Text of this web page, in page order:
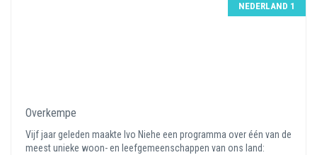
NEDERLAND 1
Overkempe
Vijf jaar geleden maakte Ivo Niehe een programma over één van de
meest unieke woon- en leefgemeenschappen van ons land: